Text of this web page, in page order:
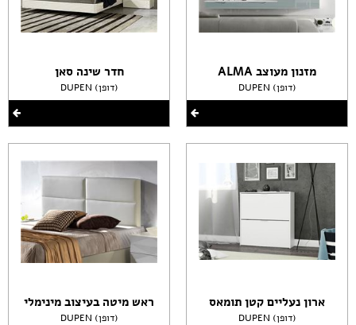
מזנון מעוצב ALMA
DUPEN (דופן)
ארון נעליים קטן תומאס
DUPEN (דופן)
חדר שינה סאן
DUPEN (דופן)
ראש מיטה בעיצוב מינימלי
DUPEN (דופן)